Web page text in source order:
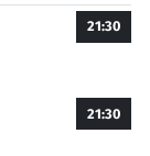
21:30
21:30